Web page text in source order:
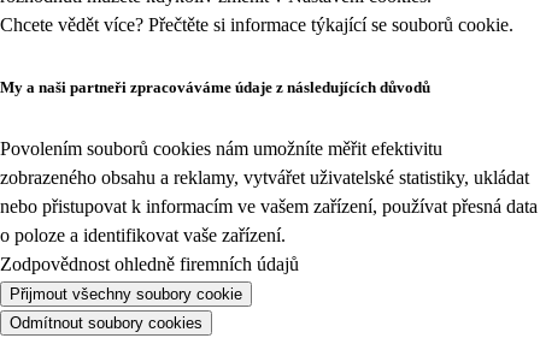
Chcete vědět více? Přečtěte si informace týkající se souborů cookie.
My a naši partneři zpracováváme údaje z následujících důvodů
Povolením souborů cookies nám umožníte měřit efektivitu
zobrazeného obsahu a reklamy, vytvářet uživatelské statistiky, ukládat
nebo přistupovat k informacím ve vašem zařízení, používat přesná data
o poloze a identifikovat vaše zařízení.
Zodpovědnost ohledně firemních údajů
Přijmout všechny soubory cookie
Odmítnout soubory cookies